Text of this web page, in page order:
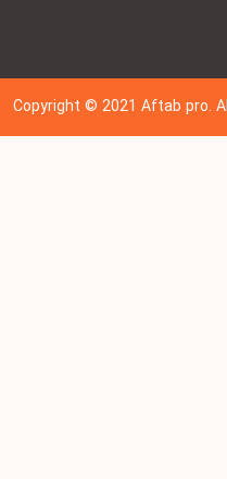
Copyright © 202 1Aftab pro.